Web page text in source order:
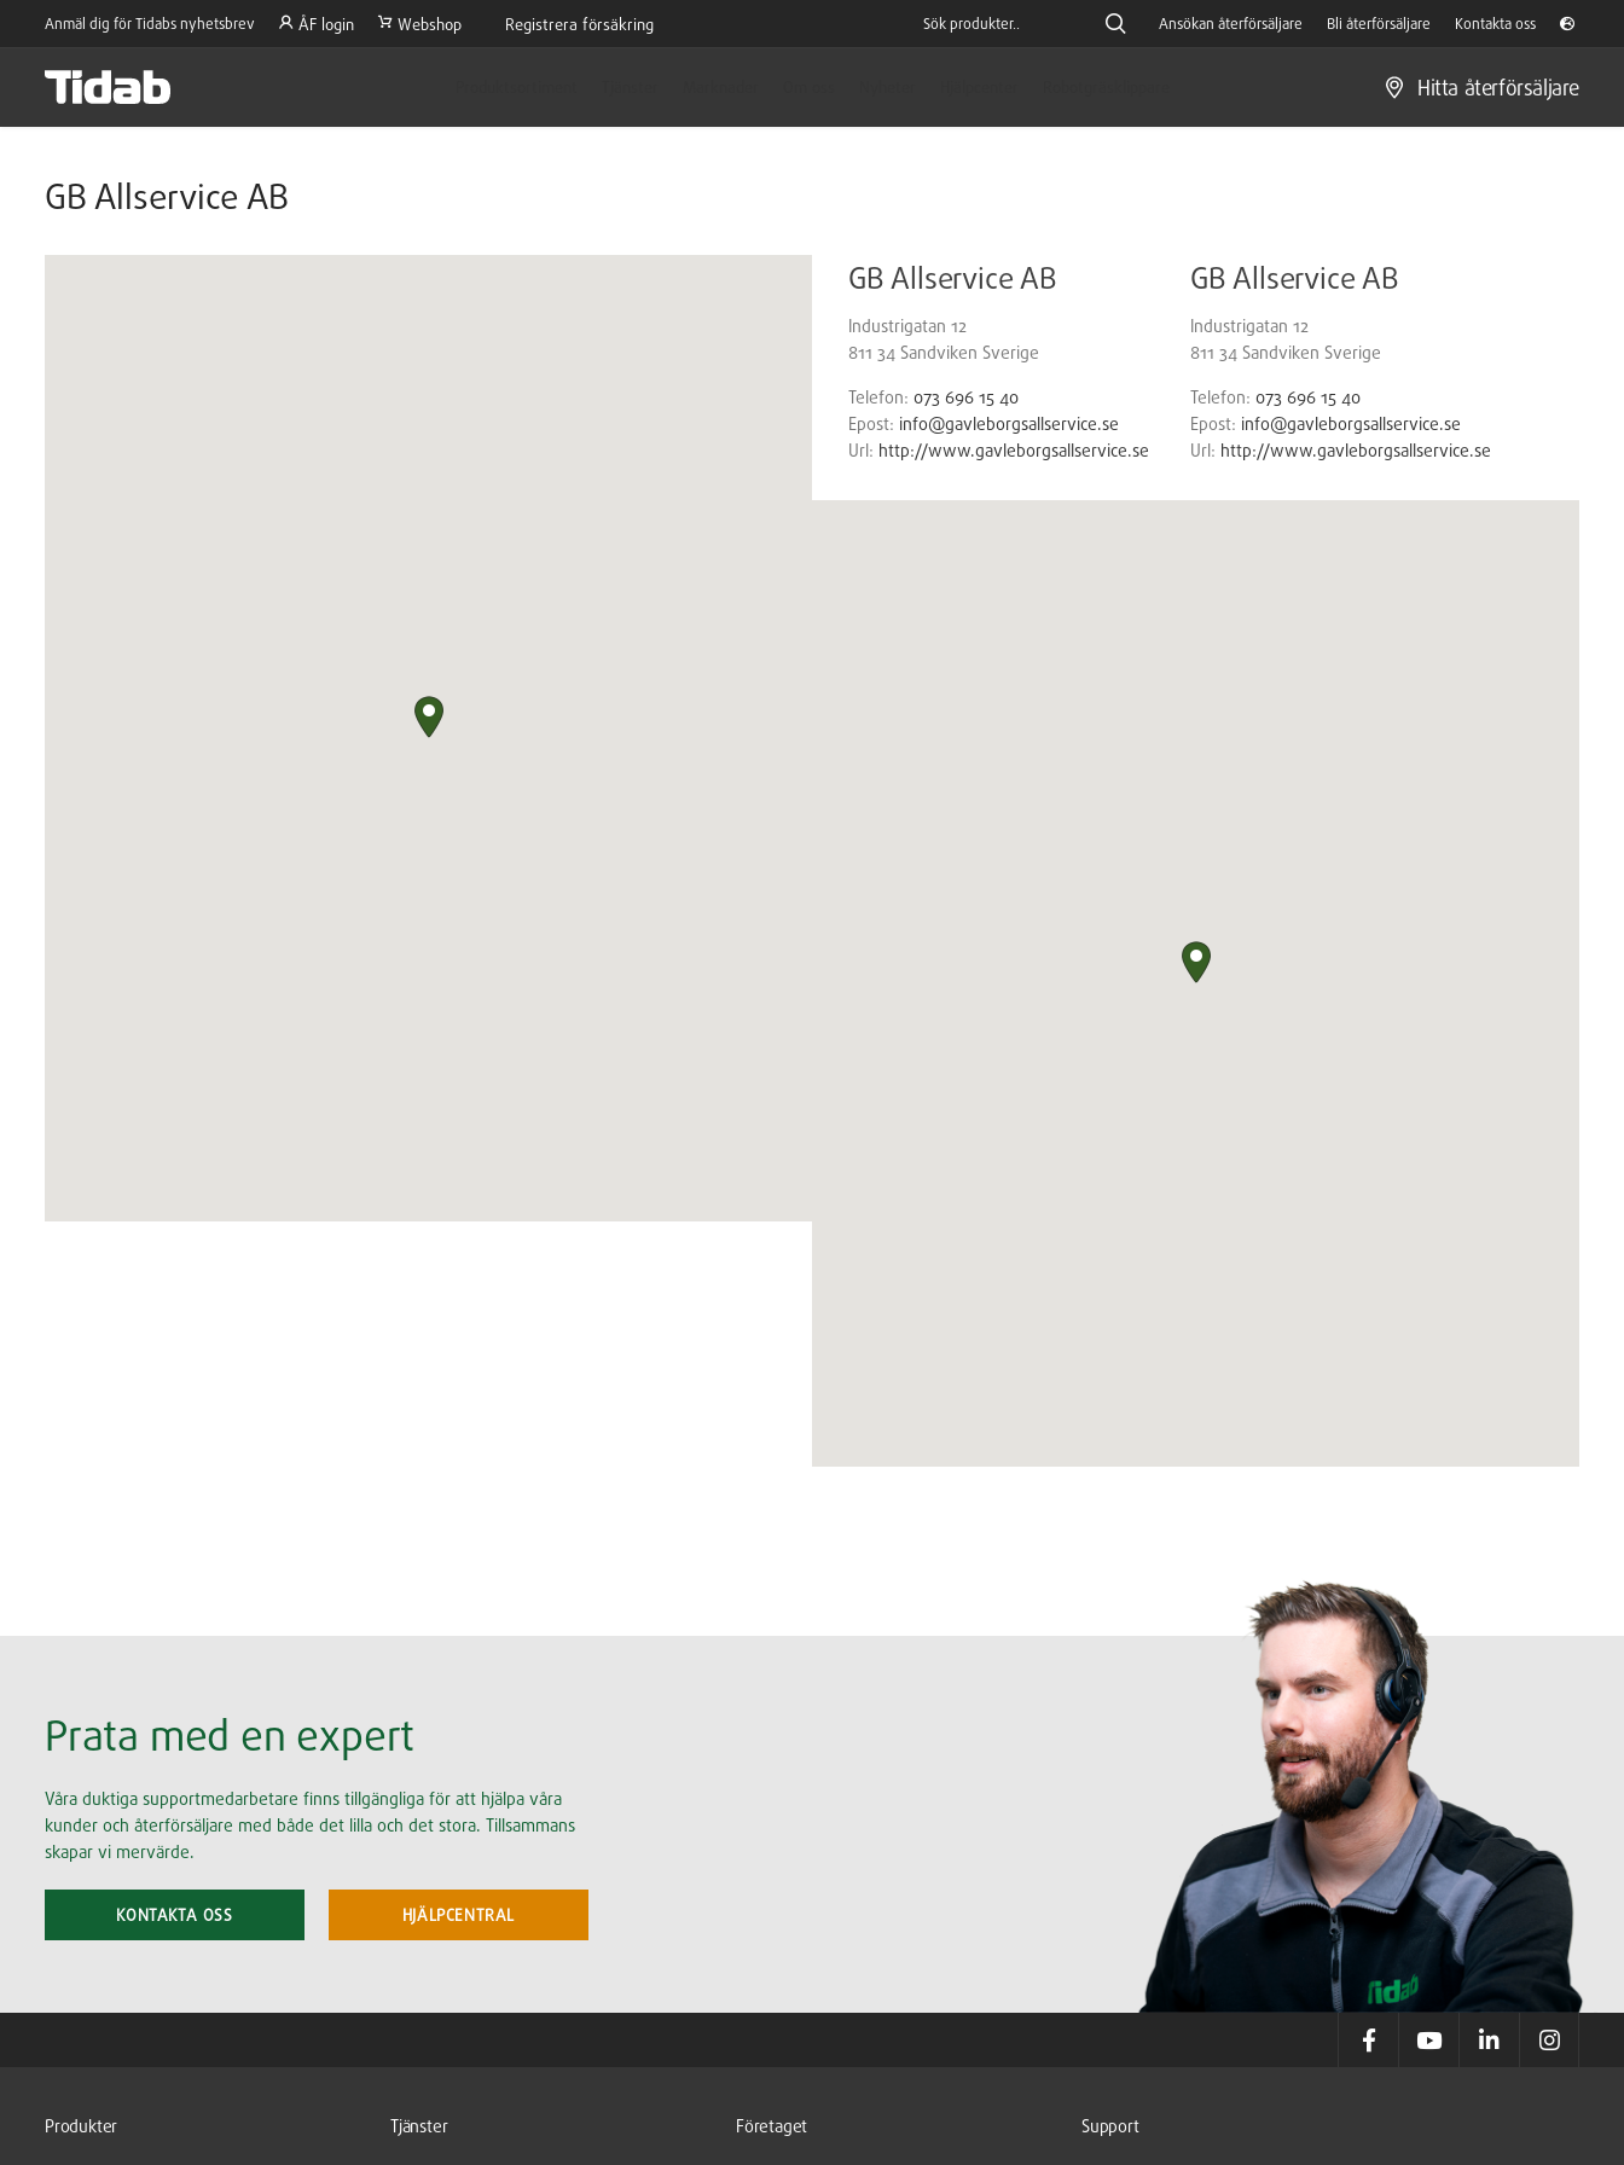
Anmäl dig för Tidabs nyhetsbrev ÅF login Webshop Registrera försäkring Ansökan återförsäljare Bli återförsäljare Kontakta oss
Hitta återförsäljare
GB Allservice AB
GB Allservice AB
Industrigatan 12
811 34 Sandviken Sverige
Telefon: 073 696 15 40
Epost: info@gavleborgsallservice.se
Url: http://www.gavleborgsallservice.se
GB Allservice AB
Industrigatan 12
811 34 Sandviken Sverige
Telefon: 073 696 15 40
Epost: info@gavleborgsallservice.se
Url: http://www.gavleborgsallservice.se
Prata med en expert
Våra duktiga supportmedarbetare finns tillgängliga för att hjälpa våra
kunder och återförsäljare med både det lilla och det stora. Tillsammans
skapar vi mervärde.
KONTAKTA OSS HJÄLPCENTRAL
Produkter Tjänster Företaget Support